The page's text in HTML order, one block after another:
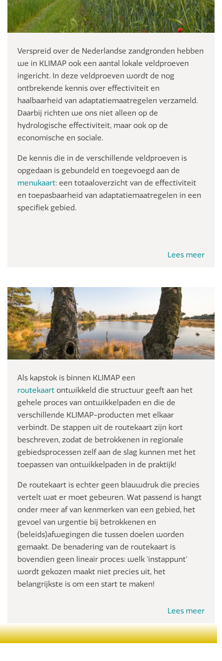
Verspreid over de Nederlandse zandgronden hebben
we in KLIMAP ook een aantal lokale veldproeven
ingericht. In deze veldproeven wordt de nog
ontbrekende kennis over effectiviteit en
haalbaarheid van adaptatiemaatregelen verzameld.
Daarbij richten we ons niet alleen op de
hydrologische effectiviteit, maar ook op de
economische en sociale.
De kennis die in de verschillende veldproeven is
opgedaan is gebundeld en toegevoegd aan de
menukaart: een totaaloverzicht van de effectiviteit
en toepasbaarheid van adaptatiemaatregelen in een
specifiek gebied.
Lees meer
Als kapstok is binnen KLIMAP een
routekaart ontwikkeld die structuur geeft aan het
gehele proces van ontwikkelpaden en die de
verschillende KLIMAP-producten met elkaar
verbindt. De stappen uit de routekaart zijn kort
beschreven, zodat de betrokkenen in regionale
gebiedsprocessen zelf aan de slag kunnen met het
toepassen van ontwikkelpaden in de praktijk!
De routekaart is echter geen blauwdruk die precies
vertelt wat er moet gebeuren. Wat passend is hangt
onder meer af van kenmerken van een gebied, het
gevoel van urgentie bij betrokkenen en
(beleids)afwegingen die tussen doelen worden
gemaakt. De benadering van de routekaart is
bovendien geen lineair proces: welk ‘instappunt’
wordt gekozen maakt niet precies uit, het
belangrijkste is om een start te maken!
Lees meer